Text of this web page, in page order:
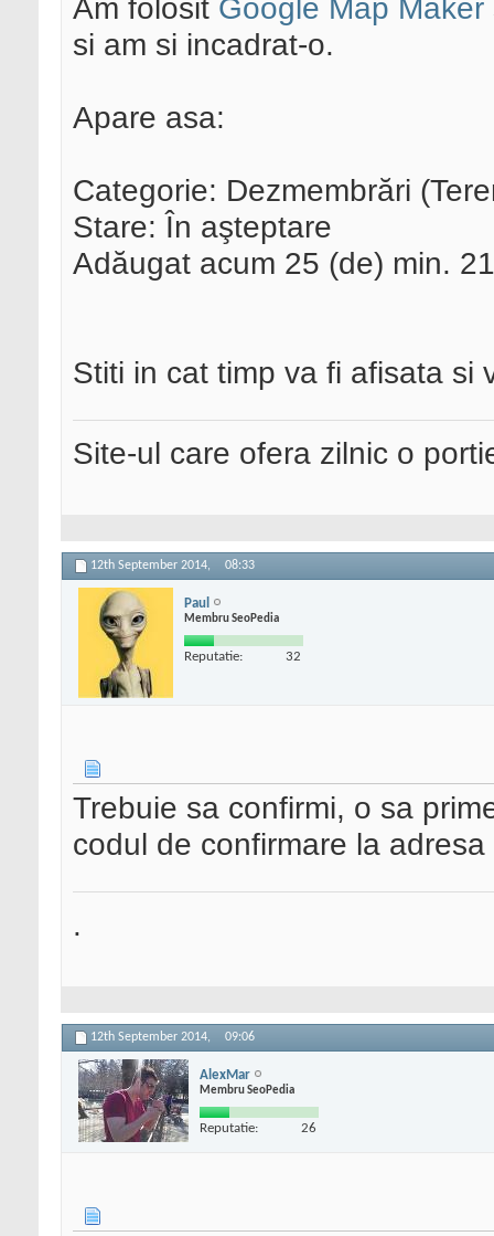
Am folosit Google Map Maker
si am si incadrat-o.
Apare asa:
Categorie: Dezmembrări
Stare: În aşteptare
Adăugat acum 25 (de) min.
Stiti in cat timp va fi afisata si
Site-ul care ofera zilnic o
12th September 2014, 08:33
Paul
Membru SeoPedia
Reputatie: 32
Trebuie sa confirmi, o sa
codul de confirmare la
.
12th September 2014, 09:06
AlexMar
Membru SeoPedia
Reputatie: 26